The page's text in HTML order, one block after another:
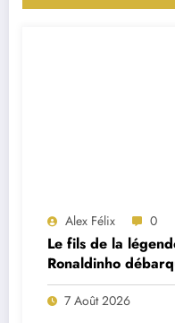
Alex Félix 0
Le fils de la
Ronaldinho
7 Août 2026